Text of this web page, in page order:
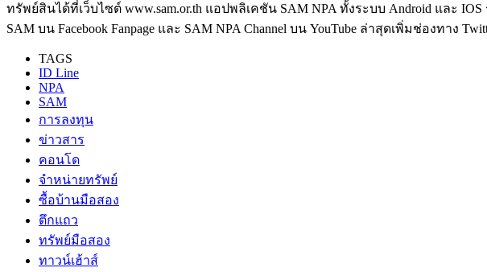
ทรัพย์สินได้ที่เว็บไซต์ www.sam.or.th แอปพลิเคชัน SAM NPA ทั้งระบบ Android และ
SAM บน Facebook Fanpage และ SAM NPA Channel บน YouTube ล่าสุดเพิ่มช่องทาง
TAGS
ID Line
NPA
SAM
การลงทุน
ข่าวสาร
คอนโด
จำหน่ายทรัพย์
ซื้อบ้านมือสอง
ตึกแถว
ทรัพย์มือสอง
ทาวน์เฮ้าส์